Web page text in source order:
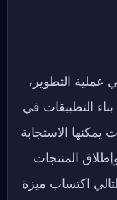
عملية التطوير،
التطبيقات في
يمكنها الاستجابة
المنتجات
اكتساب ميزة